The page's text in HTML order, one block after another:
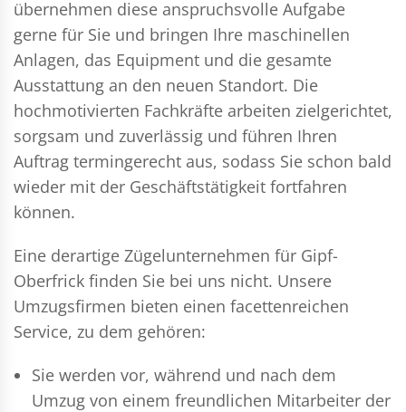
übernehmen diese anspruchsvolle Aufgabe
gerne für Sie und bringen Ihre maschinellen
Anlagen, das Equipment und die gesamte
Ausstattung an den neuen Standort. Die
hochmotivierten Fachkräfte arbeiten zielgerichtet,
sorgsam und zuverlässig und führen Ihren
Auftrag termingerecht aus, sodass Sie schon bald
wieder mit der Geschäftstätigkeit fortfahren
können.
Eine derartige Zügelunternehmen für Gipf-
Oberfrick finden Sie bei uns nicht. Unsere
Umzugsfirmen bieten einen facettenreichen
Service, zu dem gehören:
Sie werden vor, während und nach dem
Umzug von einem freundlichen Mitarbeiter der